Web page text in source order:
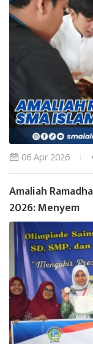
06 Apr 2026
Amaliah
2026: Menyem